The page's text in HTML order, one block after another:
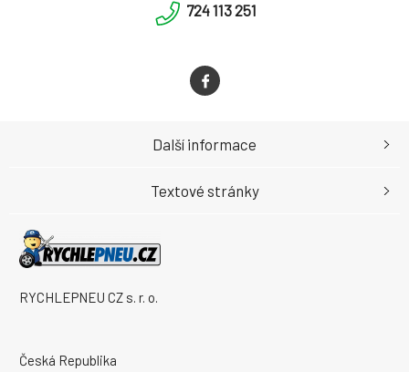
724 113 251
RYCHLEPNEU CZ s. r. o.
Česká Republika
Další informace
Textové stránky